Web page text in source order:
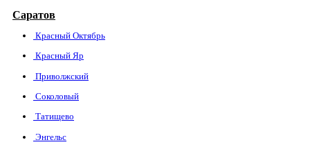
Саратов
Красный Октябрь
Красный Яр
Приволжский
Соколовый
Татищево
Энгельс